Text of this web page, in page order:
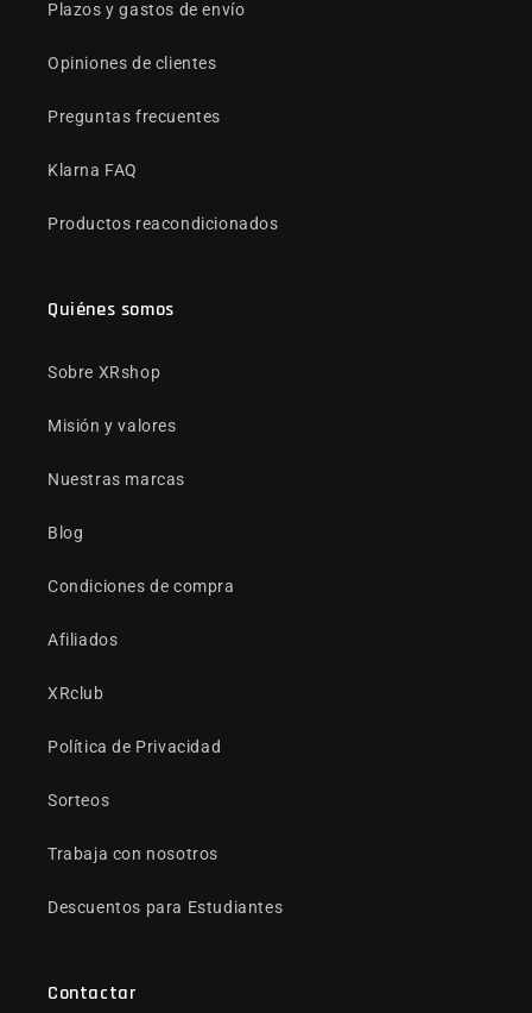
Plazos y gastos de envío
Opiniones de clientes
Preguntas frecuentes
Klarna FAQ
Productos reacondicionados
Quiénes somos
Sobre XRshop
Misión y valores
Nuestras marcas
Blog
Condiciones de compra
Afiliados
XRclub
Política de Privacidad
Sorteos
Trabaja con nosotros
Descuentos para Estudiantes
Contactar